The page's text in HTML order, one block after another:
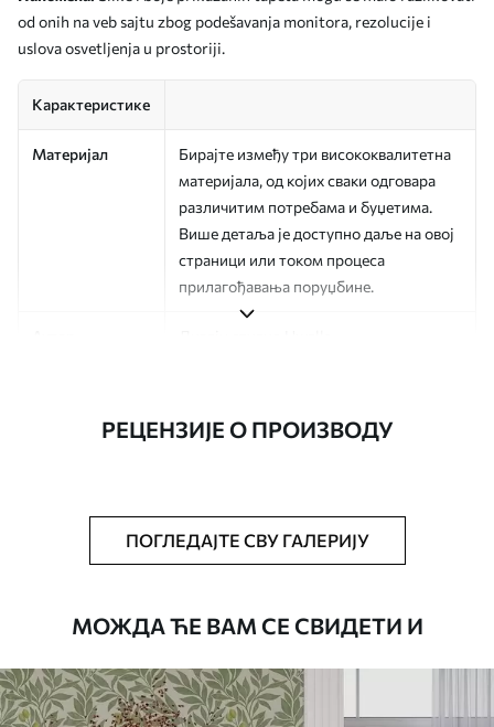
od onih na veb sajtu zbog podešavanja monitora, rezolucije i
uslova osvetljenja u prostoriji.
Карактеристике
Материјал
Бирајте између три висококвалитетна
материјала, од којих сваки одговара
различитим потребама и буџетима.
Више детаља је доступно даље на овој
страници или током процеса
прилагођавања поруџбине.
Финисхинг Полу-мат.
ширине до 50 цм.
тапете.
сунђером. Позадине са завршном
обрадом лакова могу се очистити
РЕЦЕНЗИЈЕ О ПРОИЗВОДУ
ПОГЛЕДАЈТЕ СВУ ГАЛЕРИЈУ
МОЖДА ЋЕ ВАМ СЕ СВИДЕТИ И